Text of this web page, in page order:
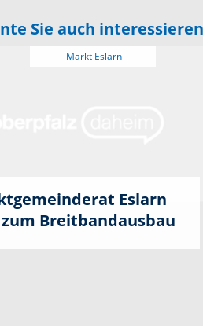
Sie auch interessieren
Markt Eslarn
Eslarn
Breitbandausbau